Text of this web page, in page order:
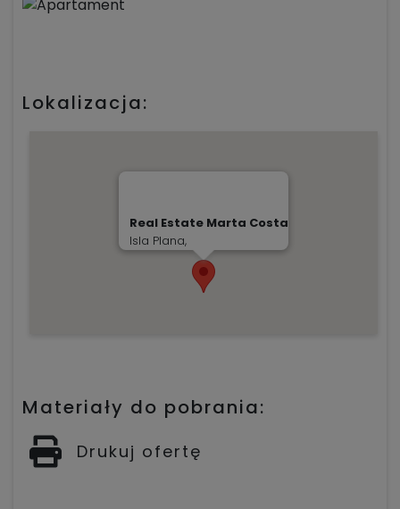
Lokalizacja:
Real Estate Marta Costa
Isla Plana,
Materiały do pobrania:
Drukuj ofertę